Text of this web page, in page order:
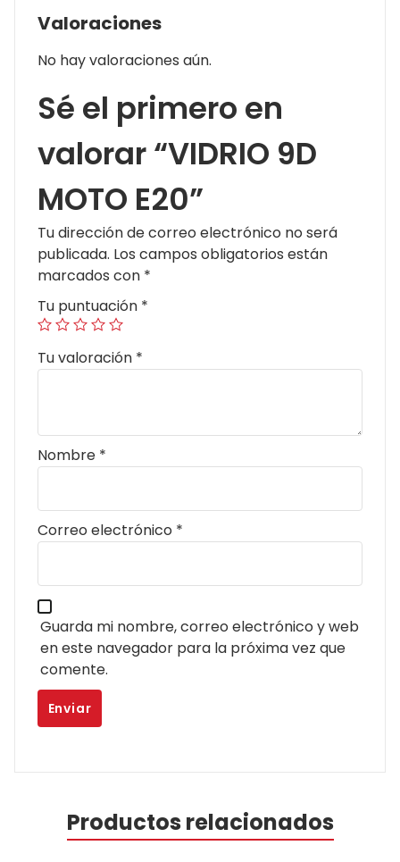
Valoraciones
No hay valoraciones aún.
Sé el primero en
valorar “VIDRIO 9D
MOTO E20”
Tu dirección de correo electrónico no será
publicada. Los campos obligatorios están
marcados con *
Tu puntuación *
Tu valoración *
Nombre *
Correo electrónico *
Guarda mi nombre, correo electrónico y web
en este navegador para la próxima vez que
comente.
Productos relacionados